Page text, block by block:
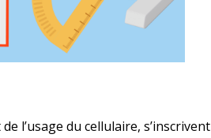
l’usage du cellulaire, s’inscrivent